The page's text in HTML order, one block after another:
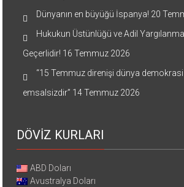
Dünyanın en büyüğü İspanya! 20
Hukukun Üstünlüğü ve Adil
Geçerlidir! 16 Temmuz 2026
“15 Temmuz direnişi dünya demokrasi
emsalsizdir” 14 Temmuz 2026
DÖVİZ KURLARI
ABD Doları
Avustralya Doları